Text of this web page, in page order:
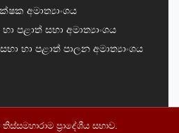
අමාත්‍යාංශය
පළාත් සභා අමාත්‍යාංශය
හා පළාත් පාලන අමාත්‍යාංශය
තිස්සමහාරාම ප්‍රාදේශීය සභාව.